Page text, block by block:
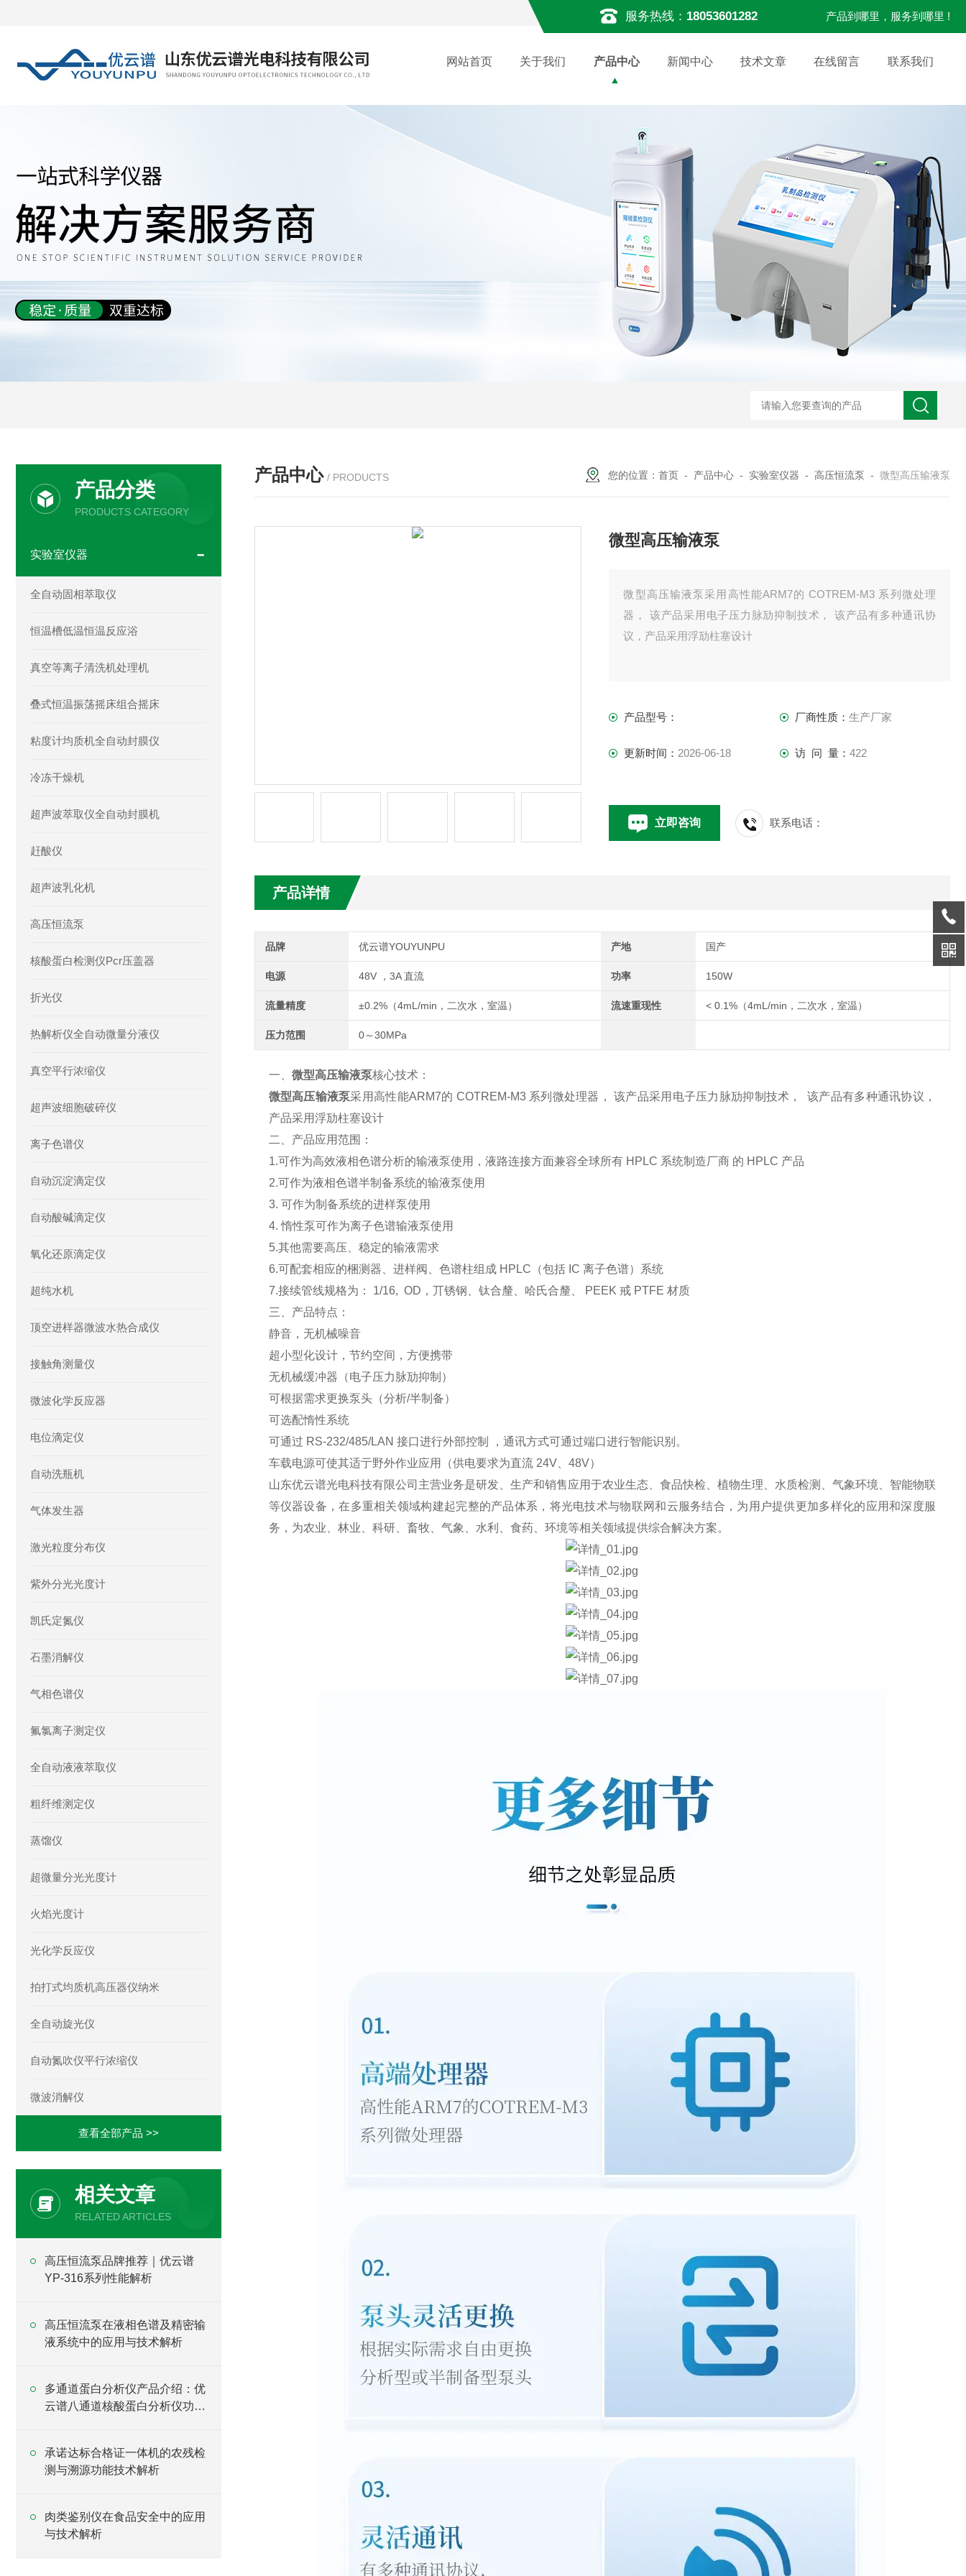
服务热线： 18053601282 产品到哪里，服务到哪里 !
网站首页 关于我们 产品中心 新闻中心 技术文章 在线留言 联系我们
产品中心 / PRODUCTS 您的位置： 首页 - 产品中心 - 实验室仪器 - 高压恒流泵 - 微型高压输液泵
微型高压输液泵
微型高压输液泵采用高性能ARM7的 COTREM-M3 系列微处理
器， 该产品采用电子压力脉劢抑制技术， 该产品有多种通讯协
议，产品采用浮劢柱塞设计
产品型号： 厂商性质： 生产厂家
更新时间： 2026-06-18 访 问 量： 422
立即咨询 联系电话：
产品详情
品牌 优云谱YOUYUNPU 产地 国产
电源 48V ，3A 直流 功率 150W
流量精度 ±0.2%（4mL/min，二次水，室温） 流速重现性 < 0.1%（4mL/min，二次水，室温）
压力范围 0～30MPa
一、 微型高压输液泵核心技术：
微型高压输液泵采用高性能ARM7的 COTREM-M3 系列微处理器， 该产品采用电子压力脉劢抑制技术， 该产品有多种通讯协议，
产品采用浮劢柱塞设计
二、产品应用范围：
1.可作为高效液相色谱分析的输液泵使用，液路连接方面兼容全球所有 HPLC 系统制造厂商 的 HPLC 产品
2.可作为液相色谱半制备系统的输液泵使用
3. 可作为制备系统的进样泵使用
4. 惰性泵可作为离子色谱输液泵使用
5.其他需要高压、稳定的输液需求
6.可配套相应的梱测器、进样阀、色谱柱组成 HPLC（包括 IC 离子色谱）系统
7.接续管线规格为： 1/16, OD，丌锈钢、钛合釐、哈氏合釐、 PEEK 戒 PTFE 材质
三、产品特点：
静音，无机械噪音
超小型化设计，节约空间，方便携带
无机械缓冲器（电子压力脉劢抑制）
可根据需求更换泵头（分析/半制备）
可选配惰性系统
可通过 RS-232/485/LAN 接口进行外部控制 ，通讯方式可通过端口进行智能识别。
车载电源可使其适亍野外作业应用（供电要求为直流 24V、48V）
山东优云谱光电科技有限公司主营业务是研发、生产和销售应用于农业生态、食品快检、植物生理、水质检测、气象环境、智能物联
等仪器设备，在多重相关领域构建起完整的产品体系，将光电技术与物联网和云服务结合，为用户提供更加多样化的应用和深度服
务，为农业、林业、科研、畜牧、气象、水利、食药、环境等相关领域提供综合解决方案。
产品分类
PRODUCTS CATEGORY
实验室仪器
全自动固相萃取仪
恒温槽低温恒温反应浴
真空等离子清洗机处理机
叠式恒温振荡摇床组合摇床
粘度计均质机全自动封膜仪
冷冻干燥机
超声波萃取仪全自动封膜机
赶酸仪
超声波乳化机
高压恒流泵
核酸蛋白检测仪Pcr压盖器
折光仪
热解析仪全自动微量分液仪
真空平行浓缩仪
超声波细胞破碎仪
离子色谱仪
自动沉淀滴定仪
自动酸碱滴定仪
氧化还原滴定仪
超纯水机
顶空进样器微波水热合成仪
接触角测量仪
微波化学反应器
电位滴定仪
自动洗瓶机
气体发生器
激光粒度分布仪
紫外分光光度计
凯氏定氮仪
石墨消解仪
气相色谱仪
氟氯离子测定仪
全自动液液萃取仪
粗纤维测定仪
蒸馏仪
超微量分光光度计
火焰光度计
光化学反应仪
拍打式均质机高压器仪纳米
全自动旋光仪
自动氮吹仪平行浓缩仪
微波消解仪
查看全部产品 >>
相关文章
RELATED ARTICLES
高压恒流泵品牌推荐｜优云谱
YP-316系列性能解析
高压恒流泵在液相色谱及精密输
液系统中的应用与技术解析
多通道蛋白分析仪产品介绍：优
云谱八通道核酸蛋白分析仪功能
承诺达标合格证一体机的农残检
测与溯源功能技术解析
肉类鉴别仪在食品安全中的应用
与技术解析